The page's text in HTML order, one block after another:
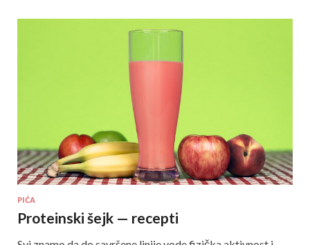
PIĆA
Proteinski šejk — recepti